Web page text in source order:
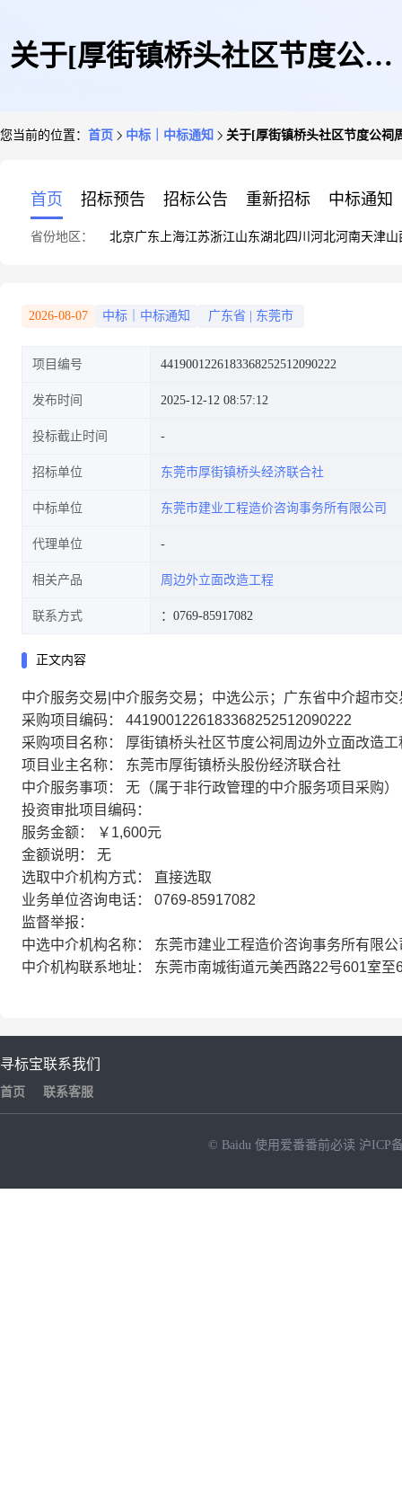
关于[厚街镇桥头社区节度公祠
您当前的位置： 首页 中标｜中标通知 关于[厚街镇桥头社区节度公祠
首页 招标预告 招标公告 重新招标 中标通知
省份地区： 北京广东 上海江苏浙江山东湖北四川 河北河南天津山
2026-08-07 中标｜中标通知 广东省 东莞市
项目编号 4419001226183368252512090222
发布时间 2025-12-12 08:57:12
投标截止时间
招标单位 东莞市厚街镇桥头经济联合社
中标单位 东莞市建业工程造价咨询事务所有限公司
代理单位
相关产品 周边外立面改造工程
联系方式 ：0769-85917082
正文内容
中介服务交易|中介服务交易；中选公示；广东省中介超市交
采购项目编码： 4419001226183368252512090222
采购项目名称： 厚街镇桥头社区节度公祠周边外立面改造
项目业主名称： 东莞市厚街镇桥头股份经济联合社
中介服务事项： 无（属于非行政管理的中介服务项目采购）
投资审批项目编码：
服务金额： ￥1,600元
金额说明： 无
选取中介机构方式： 直接选取
业务单位咨询电话： 0769-85917082
监督举报：
中选中介机构名称： 东莞市建业工程造价咨询事务所有限公
中介机构联系地址： 东莞市南城街道元美西路22号601室至
寻标宝
首页
联系我们
联系客服
© Baidu 使用爱番番前必读 沪ICP